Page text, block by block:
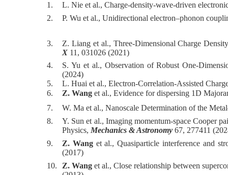
1.
L. Nie et al., Charge-density-wave-driven
2.
P. Wu et al., Unidirectional electron–phonon
3.
Z. Liang et al., Three-Dimensional Charge
X 11, 031026 (2021)
4.
S. Yu et al., Observation of Robust One-
(2024)
5.
L. Huai et al., Electron-Correlation-Assisted
6.
Z. Wang et al., Evidence for dispersing 1D
7.
W. Ma et al., Nanoscale Determination of the
8.
Y. Sun et al., Imaging momentum-space Cooper
Physics, Mechanics & Astronomy 67,
9.
Z. Wanget al., Quasiparticle interference and
(2017)
10.
Z. Wang et al., Close relationship between